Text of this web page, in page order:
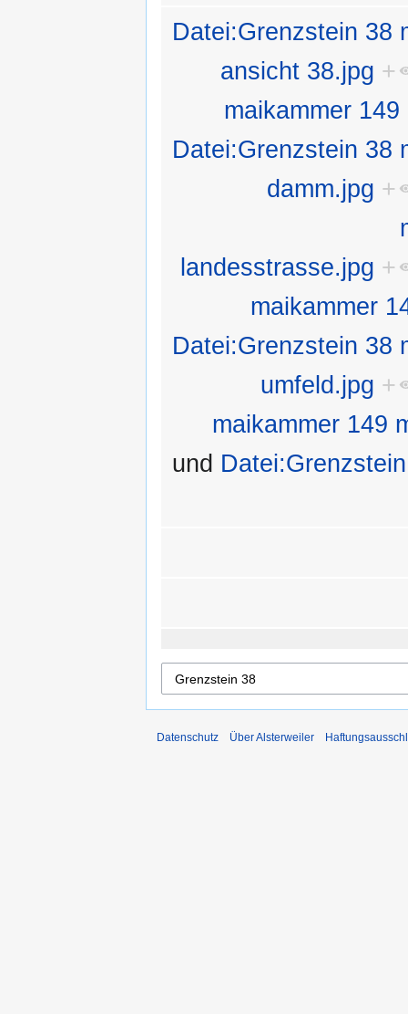
Datei:Grenzstein 38
ansicht 38.jpg +
maikammer
Datei:Grenzstein 38
damm.jpg +
landesstrasse.jpg +
maikammer
Datei:Grenzstein 38
umfeld.jpg +
maikammer 149
und
Datenschutz Über Alsterweiler